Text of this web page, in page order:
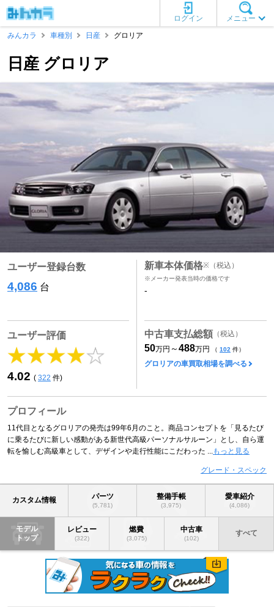
メニュー
ログイン
みんカラ
車種別 日産 グロリア
日産 グロリア
ユーザー登録台数
4,086 台
ユーザー評価
4.02 ( 322 件)
新車本体価格※ （税込）
※メーカー発表当時の価格です
-
中古車支払総額 （税込）
50万円 ～488万円 （ 102 件）
グロリアの車買取相場を調べる
プロフィール
11代目となるグロリアの発売は99年6月のこと。商品コンセプトを「見るたび
に乗るたびに新しい感動がある新世代高級パーソナルサルーン」とし、自ら運
転を愉しむ高級車として、デザインや走行性能にこだわった ...
もっと見る
グレード・スペック
カスタム情報 パーツ
(5,781)
整備手帳
(3,975)
愛車紹介
(4,086)
モデル
トップ
レビュー
(322)
燃費
(3,075)
中古車
(102)
すべて